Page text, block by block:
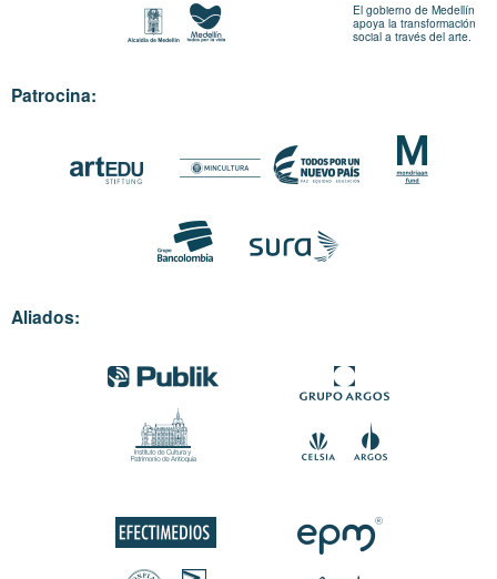
El gobierno de Medellín
apoya la transformación
social a través del arte.
Patrocina:
Aliados: